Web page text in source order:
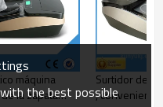
máquina
la zapata
Surtidor del
, conveniente
the best possible